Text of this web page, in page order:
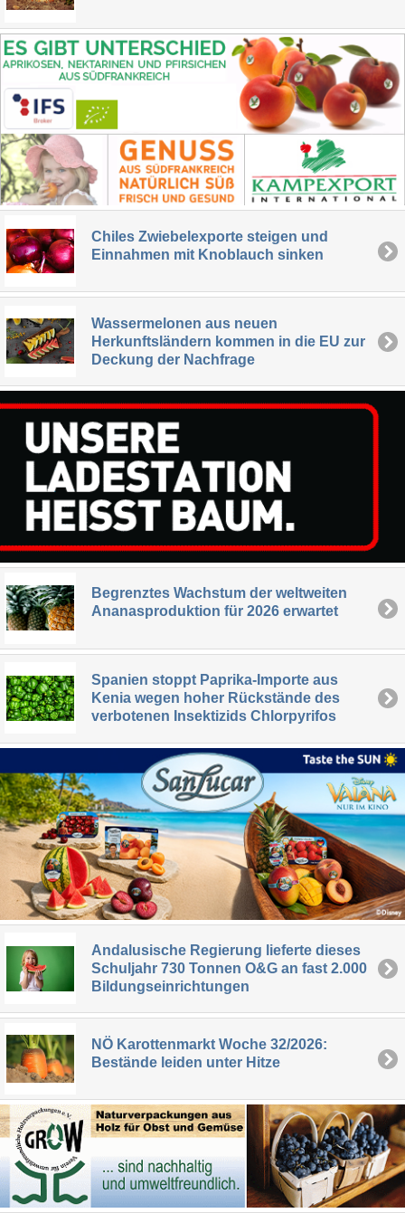
Chiles Zwiebelexporte steigen und
Einnahmen mit Knoblauch sinken
Wassermelonen aus neuen
Herkunftsländern kommen in die EU zur
Deckung der Nachfrage
Begrenztes Wachstum der weltweiten
Ananasproduktion für 2026 erwartet
Spanien stoppt Paprika-Importe aus
Kenia wegen hoher Rückstände des
verbotenen Insektizids Chlorpyrifos
Andalusische Regierung lieferte dieses
Schuljahr 730 Tonnen O&G an fast 2.000
Bildungseinrichtungen
NÖ Karottenmarkt Woche 32/2026:
Bestände leiden unter Hitze